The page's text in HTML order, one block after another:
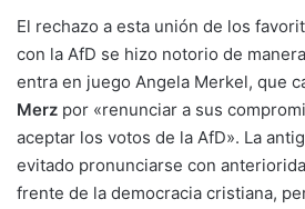
El rechazo a esta unión de los
con la AfD se hizo notorio de
entra en juego Angela Merkel, que
Merz por «renunciar a sus
aceptar los votos de la AfD». La
evitado pronunciarse con
frente de la democracia cristiana,